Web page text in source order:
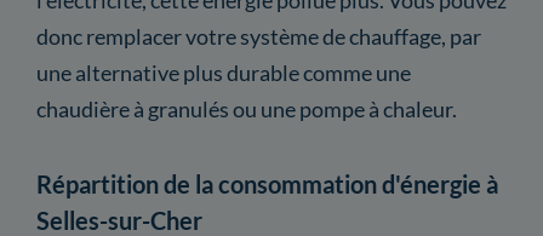
donc remplacer votre système de chauffage, par
une alternative plus durable comme une
chaudière à granulés ou une pompe à chaleur.
Répartition de la consommation d'énergie à
Selles-sur-Cher